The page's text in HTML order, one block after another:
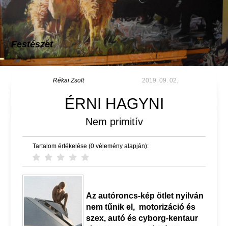
Festészet
Rékai Zsolt 2019. 09. 02.
ÉRNI HAGYNI
Nem primitív
Tartalom értékelése (0 vélemény alapján):
Az autóroncs-kép ötlet nyilván
nem tűnik el, motorizáció és
szex, autó és cyborg-kentaur